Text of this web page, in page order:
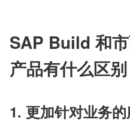
SAP Build 和
产品有什么区别
1. 更加针对业务的